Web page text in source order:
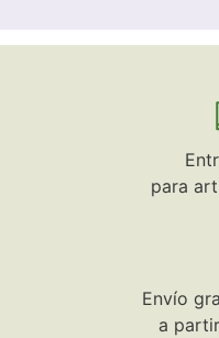
para
Envío
a